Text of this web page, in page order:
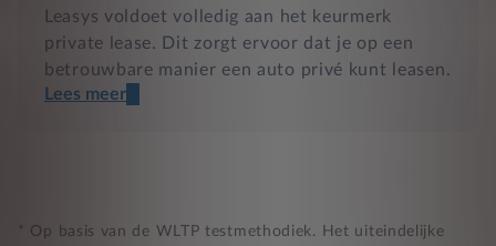
Leasys voldoet volledig aan het keurmerk
private lease. Dit zorgt ervoor dat je op een
betrouwbare manier een auto privé kunt leasen.
Nooit te hoge financiële lasten
Lees meer
* Op basis van de WLTP testmethodiek. Het uiteindelijke